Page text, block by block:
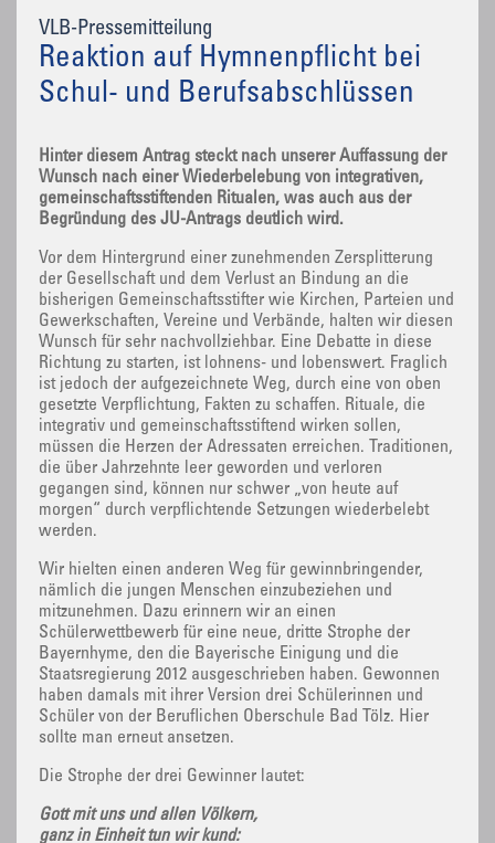
VLB-Pressemitteilung
Reaktion auf Hymnenpflicht bei
Schul- und Berufsabschlüssen
Hinter diesem Antrag steckt nach unserer Auffassung der
Wunsch nach einer Wiederbelebung von integrativen,
gemeinschaftsstiftenden Ritualen, was auch aus der
Begründung des JU-Antrags deutlich wird.
Vor dem Hintergrund einer zunehmenden Zersplitterung
der Gesellschaft und dem Verlust an Bindung an die
bisherigen Gemeinschaftsstifter wie Kirchen, Parteien und
Gewerkschaften, Vereine und Verbände, halten wir diesen
Wunsch für sehr nachvollziehbar. Eine Debatte in diese
Richtung zu starten, ist lohnens- und lobenswert. Fraglich
ist jedoch der aufgezeichnete Weg, durch eine von oben
gesetzte Verpflichtung, Fakten zu schaffen. Rituale, die
integrativ und gemeinschaftsstiftend wirken sollen,
müssen die Herzen der Adressaten erreichen. Traditionen,
die über Jahrzehnte leer geworden und verloren
gegangen sind, können nur schwer „von heute auf
morgen“ durch verpflichtende Setzungen wiederbelebt
werden.
Wir hielten einen anderen Weg für gewinnbringender,
nämlich die jungen Menschen einzubeziehen und
mitzunehmen. Dazu erinnern wir an einen
Schülerwettbewerb für eine neue, dritte Strophe der
Bayernhyme, den die Bayerische Einigung und die
Staatsregierung 2012 ausgeschrieben haben. Gewonnen
haben damals mit ihrer Version drei Schülerinnen und
Schüler von der Beruflichen Oberschule Bad Tölz. Hier
sollte man erneut ansetzen.
Die Strophe der drei Gewinner lautet:
Gott mit uns und allen Völkern,
ganz in Einheit tun wir kund: